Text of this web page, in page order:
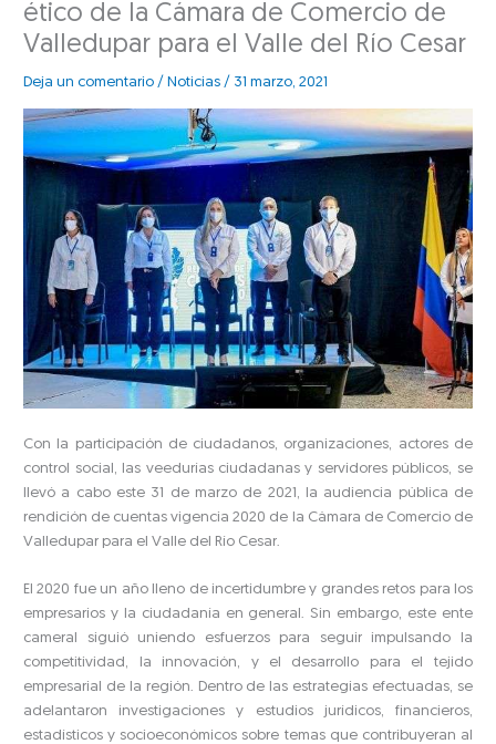
ético de la Cámara de Comercio de
Valledupar para el Valle del Río Cesar
Deja un comentario / Noticias / 31 marzo, 2021
Con la participación de ciudadanos, organizaciones, actores de
control social, las veedurías ciudadanas y servidores públicos, se
llevó a cabo este 31 de marzo de 2021, la audiencia pública de
rendición de cuentas vigencia 2020 de la Cámara de Comercio de
Valledupar para el Valle del Río Cesar.
El 2020 fue un año lleno de incertidumbre y grandes retos para los
empresarios y la ciudadanía en general. Sin embargo, este ente
cameral siguió uniendo esfuerzos para seguir impulsando la
competitividad, la innovación, y el desarrollo para el tejido
empresarial de la región. Dentro de las estrategias efectuadas, se
adelantaron investigaciones y estudios jurídicos, financieros,
estadísticos y socioeconómicos sobre temas que contribuyeran al